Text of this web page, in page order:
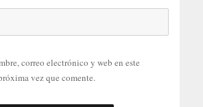
correo electrónico y web en este
vez que comente.